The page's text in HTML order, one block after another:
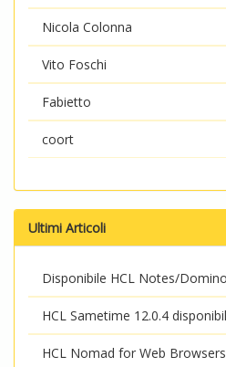
Nicola Colonna
Vito Foschi
Fabietto
coort
Ultimi Articoli
Disponibile HCL Notes/
HCL Sametime 12.0.4
HCL Nomad for Web